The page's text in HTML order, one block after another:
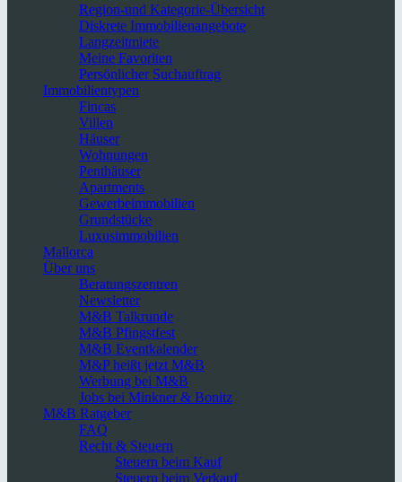
Region-und Kategorie-Übersicht
Diskrete Immobilienangebote
Langzeitmiete
Meine Favoriten
Persönlicher Suchauftrag
Immobilientypen
Fincas
Villen
Häuser
Wohnungen
Penthäuser
Apartments
Gewerbeimmobilien
Grundstücke
Luxusimmobilien
Mallorca
Über uns
Beratungszentren
Newsletter
M&B Talkrunde
M&B Pfingstfest
M&B Eventkalender
M&P heißt jetzt M&B
Werbung bei M&B
Jobs bei Minkner & Bonitz
M&B Ratgeber
FAQ
Recht & Steuern
Steuern beim Kauf
Steuern beim Verkauf